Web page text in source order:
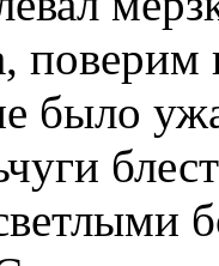
поверим
было